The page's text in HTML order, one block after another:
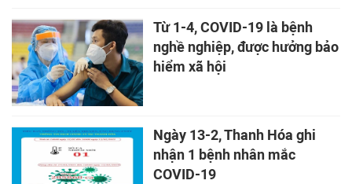
Từ 1-4, COVID-19 là bệnh
nghề nghiệp, được hưởng bảo
hiểm xã hội
Ngày 13-2, Thanh Hóa ghi
nhận 1 bệnh nhân mắc
COVID-19